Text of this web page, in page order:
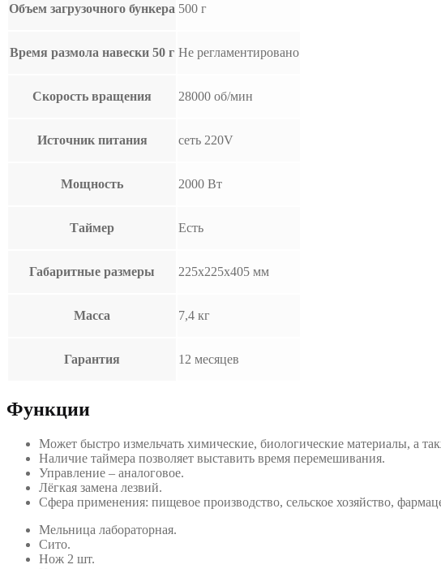
Объем загрузочного бункера 500 г
Время размола навески 50 г Не регламентировано
Скорость вращения 28000 об/мин
Источник питания сеть 220V
Мощность 2000 Вт
Таймер Есть
Габаритные размеры 225х225х405 мм
Масса 7,4 кг
Гарантия 12 месяцев
Функции
Может быстро измельчать химические, биологические материалы, а
Наличие таймера позволяет выставить время перемешивания.
Управление – аналоговое.
Лёгкая замена лезвий.
Сфера применения: пищевое производство, сельское хозяйство,
Мельница лабораторная.
Сито.
Нож 2 шт.